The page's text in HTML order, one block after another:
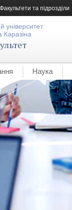
Факультети та підрозділи
університет
Каразіна
Наука